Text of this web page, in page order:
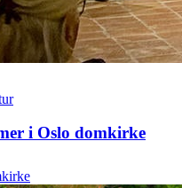
i Oslo domkirke